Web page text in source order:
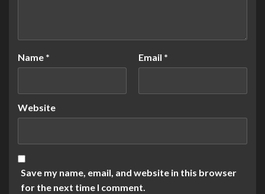
Name * Email *
Website
Save my name, email, and website in this browser
for the next time I comment.